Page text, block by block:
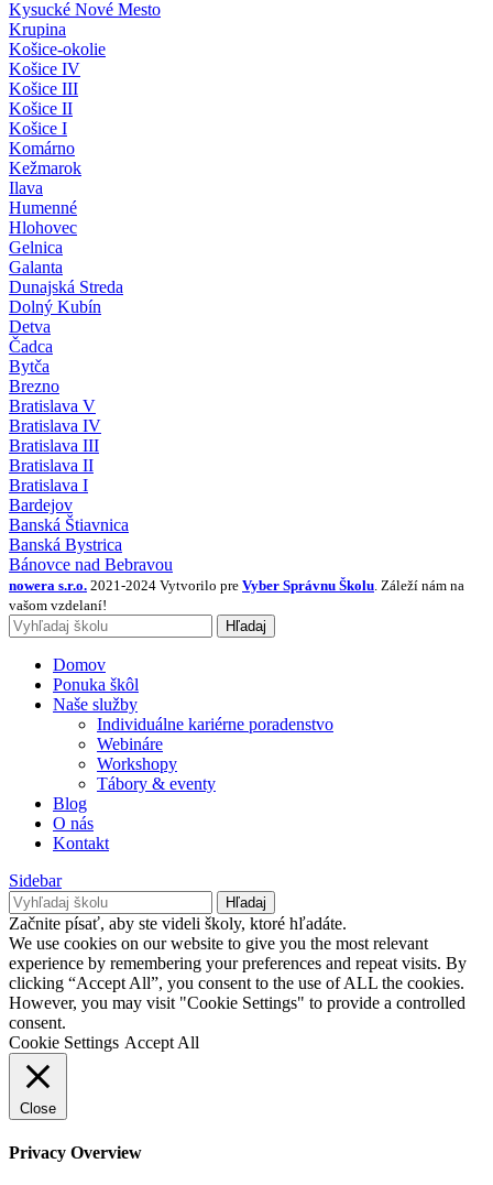
Kysucké Nové Mesto
Krupina
Košice-okolie
Košice IV
Košice III
Košice II
Košice I
Komárno
Kežmarok
Ilava
Humenné
Hlohovec
Gelnica
Galanta
Dunajská Streda
Dolný Kubín
Detva
Čadca
Bytča
Brezno
Bratislava V
Bratislava IV
Bratislava III
Bratislava II
Bratislava I
Bardejov
Banská Štiavnica
Banská Bystrica
Bánovce nad Bebravou
nowera s.r.o. 2021-2024 Vytvorilo pre Vyber Správnu Školu . Záleží nám na
vašom vzdelaní!
Hľadaj
Domov
Ponuka škôl
Naše služby
Individuálne kariérne poradenstvo
Webináre
Workshopy
Tábory & eventy
Blog
O nás
Kontakt
Sidebar
Hľadaj
Začnite písať, aby ste videli školy, ktoré hľadáte.
We use cookies on our website to give you the most relevant
experience by remembering your preferences and repeat visits. By
clicking “Accept All”, you consent to the use of ALL the cookies.
However, you may visit "Cookie Settings" to provide a controlled
consent.
Cookie Settings Accept All
Close
Privacy Overview